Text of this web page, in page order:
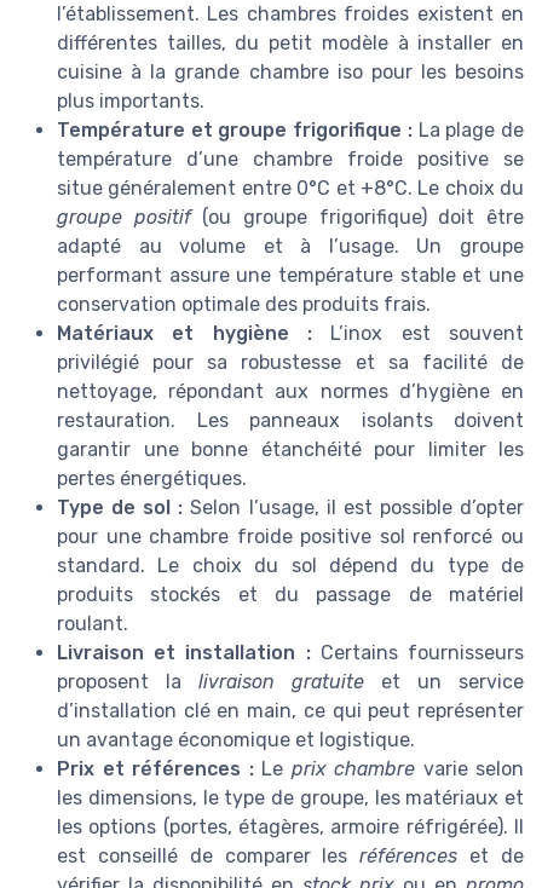
l’établissement. Les chambres froides existent en
différentes tailles, du petit modèle à installer en
cuisine à la grande chambre iso pour les besoins
plus importants.
Température et groupe frigorifique :La plage de
température d’une chambre froide positive se
situe généralement entre 0°C et +8°C. Le choix du
groupe positif(ou groupe frigorifique) doit être
adapté au volume et à l’usage. Un groupe
performant assure une température stable et une
conservation optimale des produits frais.
Matériaux et hygiène : L’inox est souvent
privilégié pour sa robustesse et sa facilité de
nettoyage, répondant aux normes d’hygiène en
restauration. Les panneaux isolants doivent
garantir une bonne étanchéité pour limiter les
pertes énergétiques.
Type de sol : Selon l’usage, il est possible d’opter
pour une chambre froide positive sol renforcé ou
standard. Le choix du sol dépend du type de
produits stockés et du passage de matériel
roulant.
Livraison et installation :Certains fournisseurs
proposent la livraison gratuite et un service
d’installation clé en main, ce qui peut représenter
un avantage économique et logistique.
Prix et références :Le prix chambre varie selon
les dimensions, le type de groupe, les matériaux et
les options (portes, étagères, armoire réfrigérée). Il
est conseillé de comparer lesréférences et de